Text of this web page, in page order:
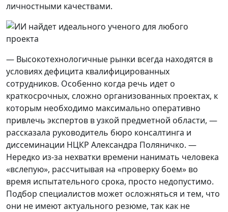
личностными качествами.
— Высокотехнологичные рынки всегда находятся в
условиях дефицита квалифицированных
сотрудников. Особенно когда речь идет о
краткосрочных, сложно организованных проектах, к
которым необходимо максимально оперативно
привлечь экспертов в узкой предметной области, —
рассказала руководитель бюро консалтинга и
диссеминации НЦКР Александра Поляничко. —
Нередко из-за нехватки времени нанимать человека
«вслепую», рассчитывая на «проверку боем» во
время испытательного срока, просто недопустимо.
Подбор специалистов может осложняться и тем, что
они не имеют актуального резюме, так как не